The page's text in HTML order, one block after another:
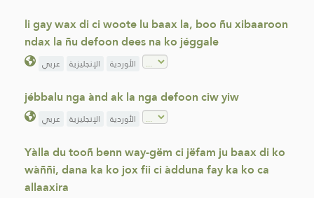
li gay wax di ci woote lu baax la, boo ñu xibaaroon
ndax la ñu defoon dees na ko jéggale
عربي الإنجليزية الأوردية
jébbalu nga ànd ak la nga defoon ciw yiw
عربي الإنجليزية الأوردية
Yàlla du tooñ benn way-gëm ci jëfam ju baax di ko
wàññi, dana ka ko jox fii ci àdduna fay ka ko ca
allaaxira